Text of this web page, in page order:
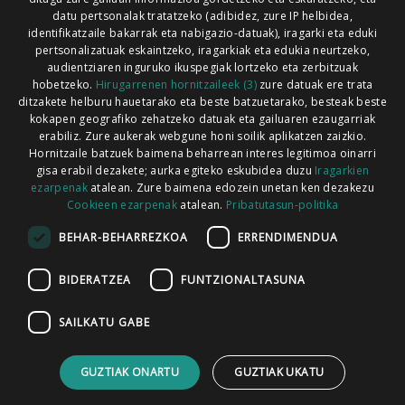
Xorroxin irratia | Lesaka | T. 948638288
Codesyntaxek garatua
HARREMANETARAKO
datu pertsonalak tratatzeko (adibidez, zure IP helbidea,
identifikatzaile bakarrak eta nabigazio-datuak), iragarki eta eduki
pertsonalizatuak eskaintzeko, iragarkiak eta edukia neurtzeko,
audientziaren inguruko ikuspegiak lortzeko eta zerbitzuak
hobetzeko. Hirugarrenen hornitzaileek (3)zure datuak ere trata
ditzakete helburu hauetarako eta beste batzuetarako, besteak beste
kokapen geografiko zehatzeko datuak eta gailuaren ezaugarriak
erabiliz. Zure aukerak webgune honi soilik aplikatzen zaizkio.
Hornitzaile batzuek baimena beharrean interes legitimoa oinarri
gisa erabil dezakete; aurka egiteko eskubidea duzu Iragarkien
ezarpenakatalean. Zure baimena edozein unetan ken dezakezu
Cookieen ezarpenak atalean. Pribatutasun-politika
BEHAR-BEHARREZKOA ERRENDIMENDUA
BIDERATZEA FUNTZIONALTASUNA
SAILKATU GABE
GUZTIAK ONARTU GUZTIAK UKATU